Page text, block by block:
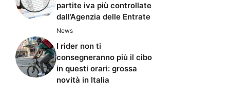
partite iva più controllate
dall’Agenzia delle Entrate
News
I rider non ti
consegneranno più il cibo
in questi orari: grossa
novità in Italia